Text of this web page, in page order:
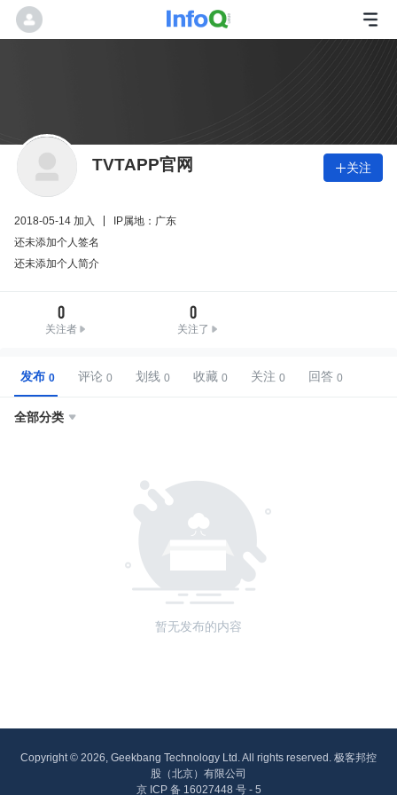
TVTAPP官网 关注
2018-05-14 加入
IP属地：广东
还未添加个人签名
还未添加个人简介
0
关注者
0
关注了
发布 评论 划线 收藏 关注 回答
全部分类 
暂无发布的内容
Copyright © 2026, Geekbang Technology Ltd. All rights reserved. 极客邦控
股（北京）有限公司
京 ICP 备 16027448 号 - 5